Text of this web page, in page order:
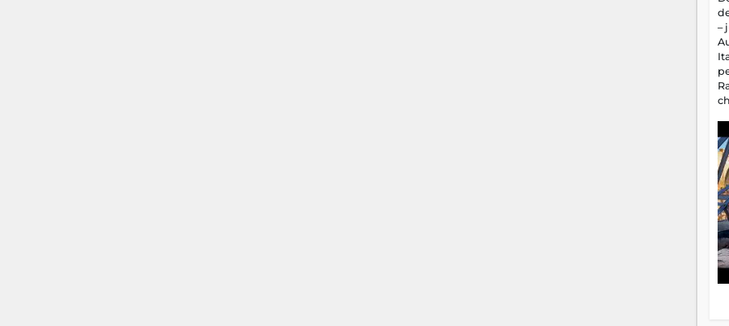
–